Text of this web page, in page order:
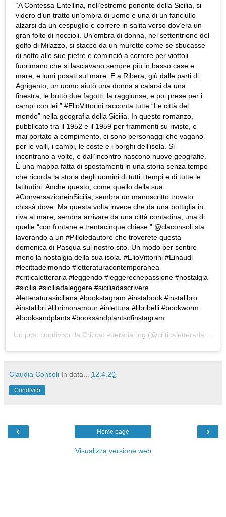
“A Contessa Entellina, nell’estremo ponente della Sicilia, si
videro d’un tratto un’ombra di uomo e una di un fanciullo
alzarsi da un cespuglio e correre in salita verso dov’era un
gran folto di noccioli. Un’ombra di donna, nel settentrione del
golfo di Milazzo, si staccò da un muretto come se sbucasse
di sotto alle sue pietre e cominciò a correre per viottoli
fuorimano che si lasciavano sempre più in basso case e
mare, e lumi posati sul mare. E a Ribera, giù dalle parti di
Agrigento, un uomo aiutò una donna a calarsi da una
finestra, le buttò due fagotti, la raggiunse, e poi prese per i
campi con lei.” #ElioVittorini racconta tutte “Le città del
mondo” nella geografia della Sicilia. In questo romanzo,
pubblicato tra il 1952 e il 1959 per frammenti su riviste, e
mai portato a compimento, ci sono personaggi che vagano
per le valli, i campi, le coste e i borghi dell’isola. Si
incontrano a volte, e dall’incontro nascono nuove geografie.
È una mappa fatta di spostamenti in una storia senza tempo
che ricorda la storia degli uomini di tutti i tempi e di tutte le
latitudini. Anche questo, come quello della sua
#ConversazioneinSicilia, sembra un manoscritto trovato
chissà dove. Ma questa volta invece che da una bottiglia in
riva al mare, sembra arrivare da una città contadina, una di
quelle “con fontane e trentacinque chiese.” @claconsoli sta
lavorando a un #Pilloledautore che troverete questa
domenica di Pasqua sul nostro sito. Un modo per sentire
meno la nostalgia della sua isola. #ElioVittorini #Einaudi
#lecittadelmondo #letteraturacontemporanea
#criticaletteraria #leggendo #leggerechepassione #nostalgia
#sicilia #siciliadaleggere #siciliadascrivere
#letteraturasiciliana #bookstagram #instabook #instalibro
#instalibri #librimonamour #inlettura #libribelli #bookworm
#booksandplants #booksandplantsofinstagram
Un post condiviso da CriticaLetteraria.org (@criticaletteraria) in data:
Claudia Consoli In data... 12.4.20
Condividi
‹ ›
Home page
Visualizza versione web